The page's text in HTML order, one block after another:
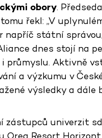
obory.
tomu řekl: „V
napříč státní
dnes stojí na
průmyslu. Aktivně
a výzkumu v
výsledky a dále
zástupců univerzit
Orea Resort